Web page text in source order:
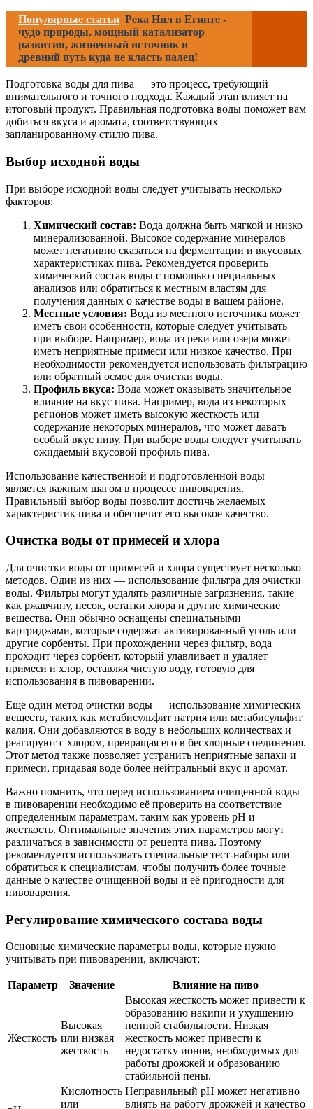
Популярные статьи Река Нил в Египте -
чудо природы, мощный катализатор
развития, жизненный источник и
древний путь куда не класть палец!
Подготовка воды для пива — это процесс, требующий
внимательного и точного подхода. Каждый этап влияет на
итоговый продукт. Правильная подготовка воды поможет вам
добиться вкуса и аромата, соответствующих
запланированному стилю пива.
Выбор исходной воды
При выборе исходной воды следует учитывать несколько
факторов:
Химический состав: Вода должна быть мягкой и низко
минерализованной. Высокое содержание минералов
может негативно сказаться на ферментации и вкусовых
характеристиках пива. Рекомендуется проверить
химический состав воды с помощью специальных
анализов или обратиться к местным властям для
получения данных о качестве воды в вашем районе.
Местные условия: Вода из местного источника может
иметь свои особенности, которые следует учитывать
при выборе. Например, вода из реки или озера может
иметь неприятные примеси или низкое качество. При
необходимости рекомендуется использовать фильтрацию
или обратный осмос для очистки воды.
Профиль вкуса: Вода может оказывать значительное
влияние на вкус пива. Например, вода из некоторых
регионов может иметь высокую жесткость или
содержание некоторых минералов, что может давать
особый вкус пиву. При выборе воды следует учитывать
ожидаемый вкусовой профиль пива.
Использование качественной и подготовленной воды
является важным шагом в процессе пивоварения.
Правильный выбор воды позволит достичь желаемых
характеристик пива и обеспечит его высокое качество.
Очистка воды от примесей и хлора
Для очистки воды от примесей и хлора существует несколько
методов. Один из них — использование фильтра для очистки
воды. Фильтры могут удалять различные загрязнения, такие
как ржавчину, песок, остатки хлора и другие химические
вещества. Они обычно оснащены специальными
картриджами, которые содержат активированный уголь или
другие сорбенты. При прохождении через фильтр, вода
проходит через сорбент, который улавливает и удаляет
примеси и хлор, оставляя чистую воду, готовую для
использования в пивоварении.
Еще один метод очистки воды — использование химических
веществ, таких как метабисульфит натрия или метабисульфит
калия. Они добавляются в воду в небольших количествах и
реагируют с хлором, превращая его в бесхлорные соединения.
Этот метод также позволяет устранить неприятные запахи и
примеси, придавая воде более нейтральный вкус и аромат.
Важно помнить, что перед использованием очищенной воды
в пивоварении необходимо её проверить на соответствие
определенным параметрам, таким как уровень pH и
жесткость. Оптимальные значения этих параметров могут
различаться в зависимости от рецепта пива. Поэтому
рекомендуется использовать специальные тест-наборы или
обратиться к специалистам, чтобы получить более точные
данные о качестве очищенной воды и её пригодности для
пивоварения.
Регулирование химического состава воды
Основные химические параметры воды, которые нужно
учитывать при пивоварении, включают:
Параметр Значение Влияние на пиво
Жесткость
Высокая
или низкая
жесткость
Высокая жесткость может привести к
образованию накипи и ухудшению
пенной стабильности. Низкая
жесткость может привести к
недостатку ионов, необходимых для
работы дрожжей и образованию
стабильной пены.
Кислотность
или
Неправильный pH может негативно
влиять на работу дрожжей и качество